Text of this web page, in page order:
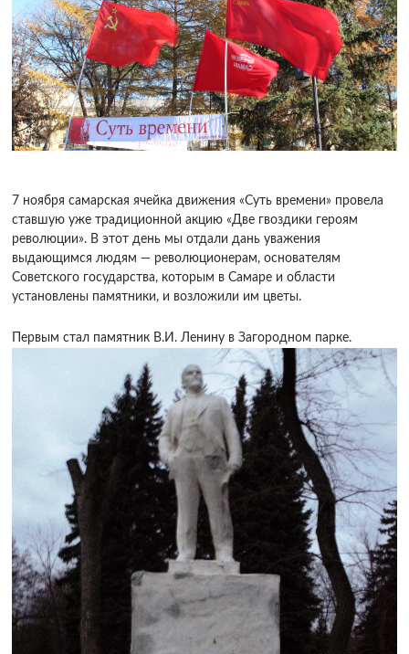
7 ноября самарская ячейка движения «Суть времени» провела
ставшую уже традиционной акцию «Две гвоздики героям
революции». В этот день мы отдали дань уважения
выдающимся людям — революционерам, основателям
Советского государства, которым в Самаре и области
установлены памятники, и возложили им цветы.
Первым стал памятник В.И. Ленину в Загородном парке.